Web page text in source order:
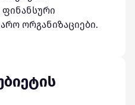
ფინანსური
ორგანიზაციები.